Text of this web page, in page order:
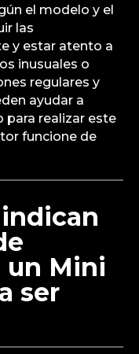
el modelo y el
las
y estar atento a
inusuales o
regulares y
ayudar a
realizar este
funcione de
Mini
ser